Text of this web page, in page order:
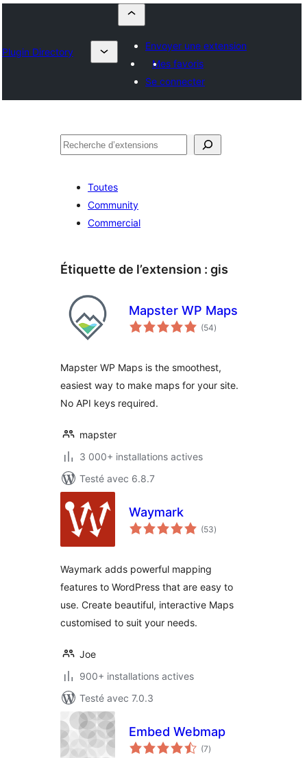
Plugin Directory
Envoyer une extension
Mes favoris
Se connecter
Rechercher
Toutes
Community
Commercial
Étiquette de l’extension : gis
Mapster WP Maps
(54notes
en
)
Mapster WP Maps is the smoothest,
easiest way to make maps for your site.
No API keys required.
mapster
3 000+ installations actives
Testé avec 6.8.7
Waymark
(53notes
en
)
Waymark adds powerful mapping
features to WordPress that are easy to
use. Create beautiful, interactive Maps
customised to suit your needs.
Joe
900+ installations actives
Testé avec 7.0.3
Embed Webmap
(7notes
en
)